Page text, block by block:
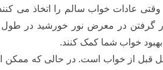
عادات خواب سالم را اتخاذ می
گرفتن در معرض نور خورشید در طول
خواب شما کمک کنند.
قبل از خواب است. در حالی که